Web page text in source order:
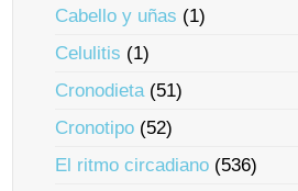
Cabello y uñas (1)
Celulitis (1)
Cronodieta(51)
Cronotipo (52)
El ritmo circadiano (536)